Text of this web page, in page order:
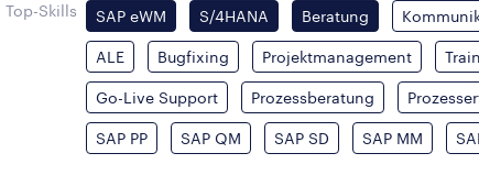
Top-Skills SAP eWM S/4HANA Beratung
ALE Bugfixing Projektmanagement
Go-Live Support Prozessberatung
SAP PP SAP QM SAP SD SAP MM